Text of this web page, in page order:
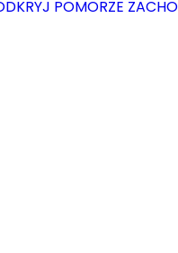
POMORZE